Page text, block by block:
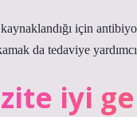
için
da tedaviye
iyi